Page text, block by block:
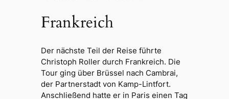
Frankreich
Der nächste Teil der Reise führte
Christoph Roller durch Frankreich. Die
Tour ging über Brüssel nach Cambrai,
der Partnerstadt von Kamp-Lintfort.
Anschließend hatte er in Paris einen Tag